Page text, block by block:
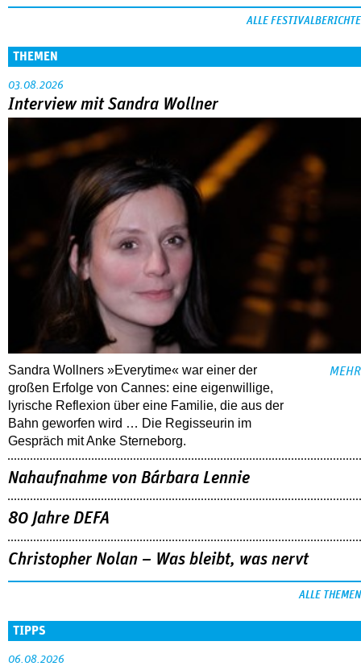
ALLE FESTIVALBERICHTE
THEMEN
03.08.2026
Interview mit Sandra Wollner
Sandra Wollners »Everytime« war einer der
großen Erfolge von Cannes: eine eigenwillige,
lyrische Reflexion über eine ­Familie, die aus der
Bahn geworfen wird … Die Regisseurin im
Gespräch mit Anke Sterneborg.
MEHR
Nahaufnahme von Bárbara Lennie
80 Jahre DEFA
Christopher Nolan – Was bleibt, was nervt
ALLE THEMEN
TIPPS
06.08.2026